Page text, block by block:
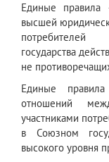
Единые правила
высшей
потребителей
государства
не
Единые
отношений
участниками
в Союзном
высокого уровня